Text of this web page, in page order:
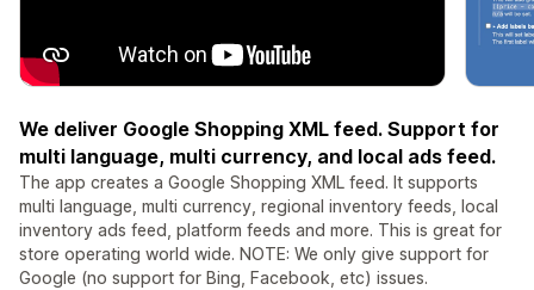
We deliver Google Shopping XML feed. Support for
multi language, multi currency, and local ads feed.
The app creates a Google Shopping XML feed. It supports
multi language, multi currency, regional inventory feeds, local
inventory ads feed, platform feeds and more. This is great for
store operating world wide. NOTE: We only give support for
Google (no support for Bing, Facebook, etc) issues.